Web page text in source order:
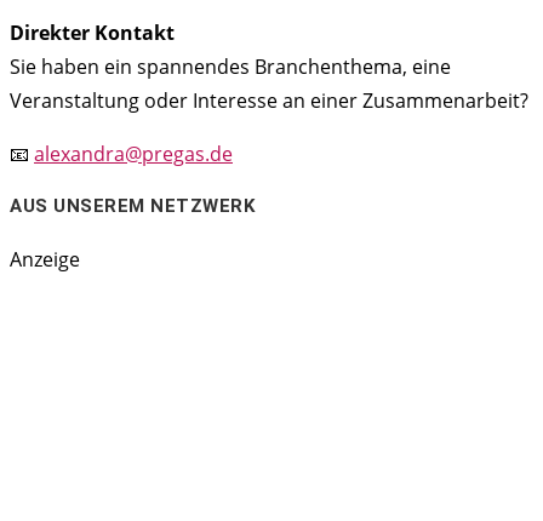
Direkter Kontakt
Sie haben ein spannendes Branchenthema, eine
Veranstaltung oder Interesse an einer Zusammenarbeit?
📧 alexandra@pregas.de
AUS UNSEREM NETZWERK
Anzeige